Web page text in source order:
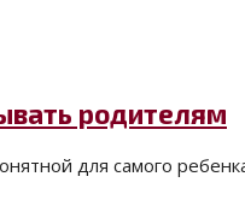
родителям
для самого